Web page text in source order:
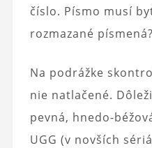
číslo. Písmo musí
rozmazané
Na podrážke
nie natlačené.
pevná, hnedo-
UGG (v novších